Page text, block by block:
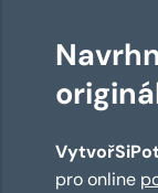
pro online